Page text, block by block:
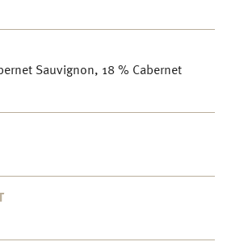
Sauvignon, 18 % Cabernet